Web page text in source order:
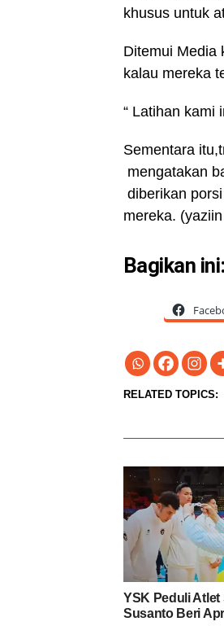
khusus untuk
Ditemui Media
kalau mereka
“ Latihan kami
Sementara
mengatakan
diberikan
mereka.
Bagikan ini:
RELATED TOPICS:
YSK Peduli
Susanto Beri